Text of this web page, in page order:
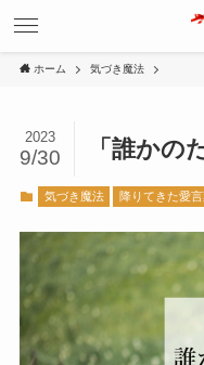
ホーム 気づき魔法
「誰かの
2023
9/30
気づき魔法 降りてきた愛